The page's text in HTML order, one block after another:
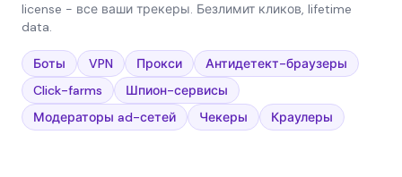
license - все ваши трекеры. Безлимит кликов, lifetime
data.
Боты VPN Прокси
Антидетект-браузеры
Click-farms
Шпион-сервисы
Модераторы ad-сетей
Чекеры Краулеры